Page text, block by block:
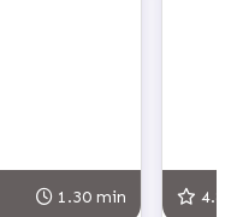
1.30 min 4.8